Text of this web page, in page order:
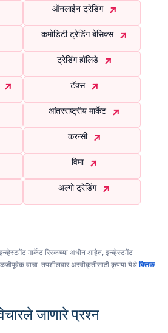
ऑनलाईन ट्रेडिंग
कमोडिटी ट्रेडिंग बेसिक्स
ट्रेडिंग हॉलिडे
टॅक्स
आंतरराष्ट्रीय मार्केट
करन्सी
विमा
अल्गो ट्रेडिंग
मार्केट रिस्कच्या अधीन आहेत, इन्व्हेस्टमेंट
वाचा. तपशीलवार अस्वीकृतीसाठी कृपया येथेक्लिक
जाणारे प्रश्न